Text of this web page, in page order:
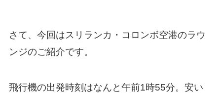
さて、今回はスリランカ・コロンボ空港のラウ
ンジのご紹介です。
飛行機の出発時刻はなんと午前1時55分。安い